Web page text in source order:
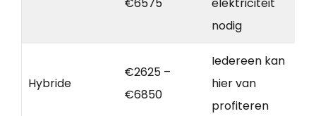
nodig
Hybride
€2625 –
€6850
Iedereen kan
hier van
profiteren